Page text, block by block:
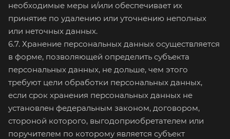
необходимые меры и/или обеспечивает их
принятие по удалению или уточнению неполных
или неточных данных.
6.7. Хранение персональных данных осуществляется
в форме, позволяющей определить субъекта
персональных данных, не дольше, чем этого
требуют цели обработки персональных данных,
если срок хранения персональных данных не
установлен федеральным законом, договором,
стороной которого, выгодоприобретателем или
поручителем по которому является субъект